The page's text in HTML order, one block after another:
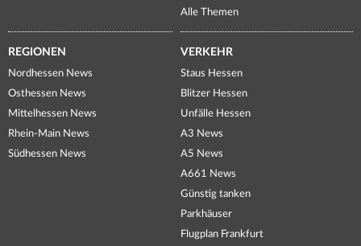
Alle Themen
REGIONEN
Nordhessen News
Osthessen News
Mittelhessen News
Rhein-Main News
Südhessen News
VERKEHR
Staus Hessen
Blitzer Hessen
Unfälle Hessen
A3 News
A5 News
A661 News
Günstig tanken
Parkhäuser
Flugplan Frankfurt